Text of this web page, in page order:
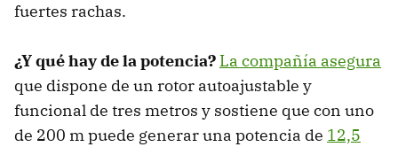
fuertes rachas.
¿Y qué hay de la potencia? La compañía asegura
que dispone de un rotor autoajustable y
funcional de tres metros y sostiene que con uno
de 200 m puede generar una potencia de 12,5